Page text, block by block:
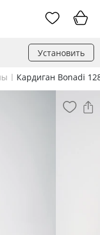
Установить
Кардиган Bonadi